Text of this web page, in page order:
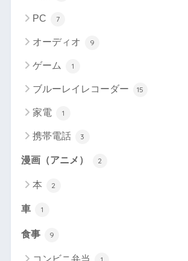
PC 7
オーディオ 9
ゲーム 1
ブルーレイレコーダー 15
家電 1
携帯電話 3
漫画（アニメ） 2
本 2
車 1
食事 9
コンビニ弁当